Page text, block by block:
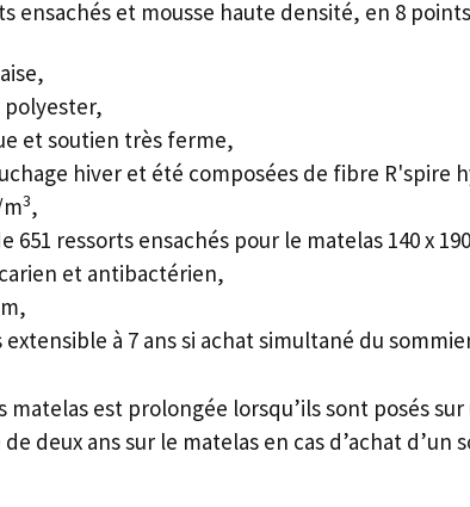
ensachés et mousse haute densité, en 8
et soutien très ferme,
hiver et été composées de fibre R'spire
3,
651 ressorts ensachés pour le matelas 140 x
et antibactérien,
extensible à 7 ans si achat simultané du
matelas est prolongée lorsqu’ils sont posés
deux ans sur le matelas en cas d’achat